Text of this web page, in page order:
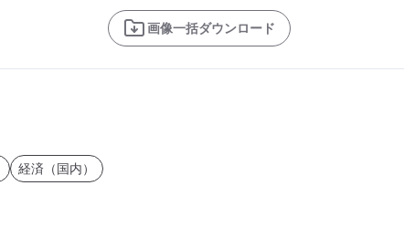
画像一括ダウンロード
経済（国内）